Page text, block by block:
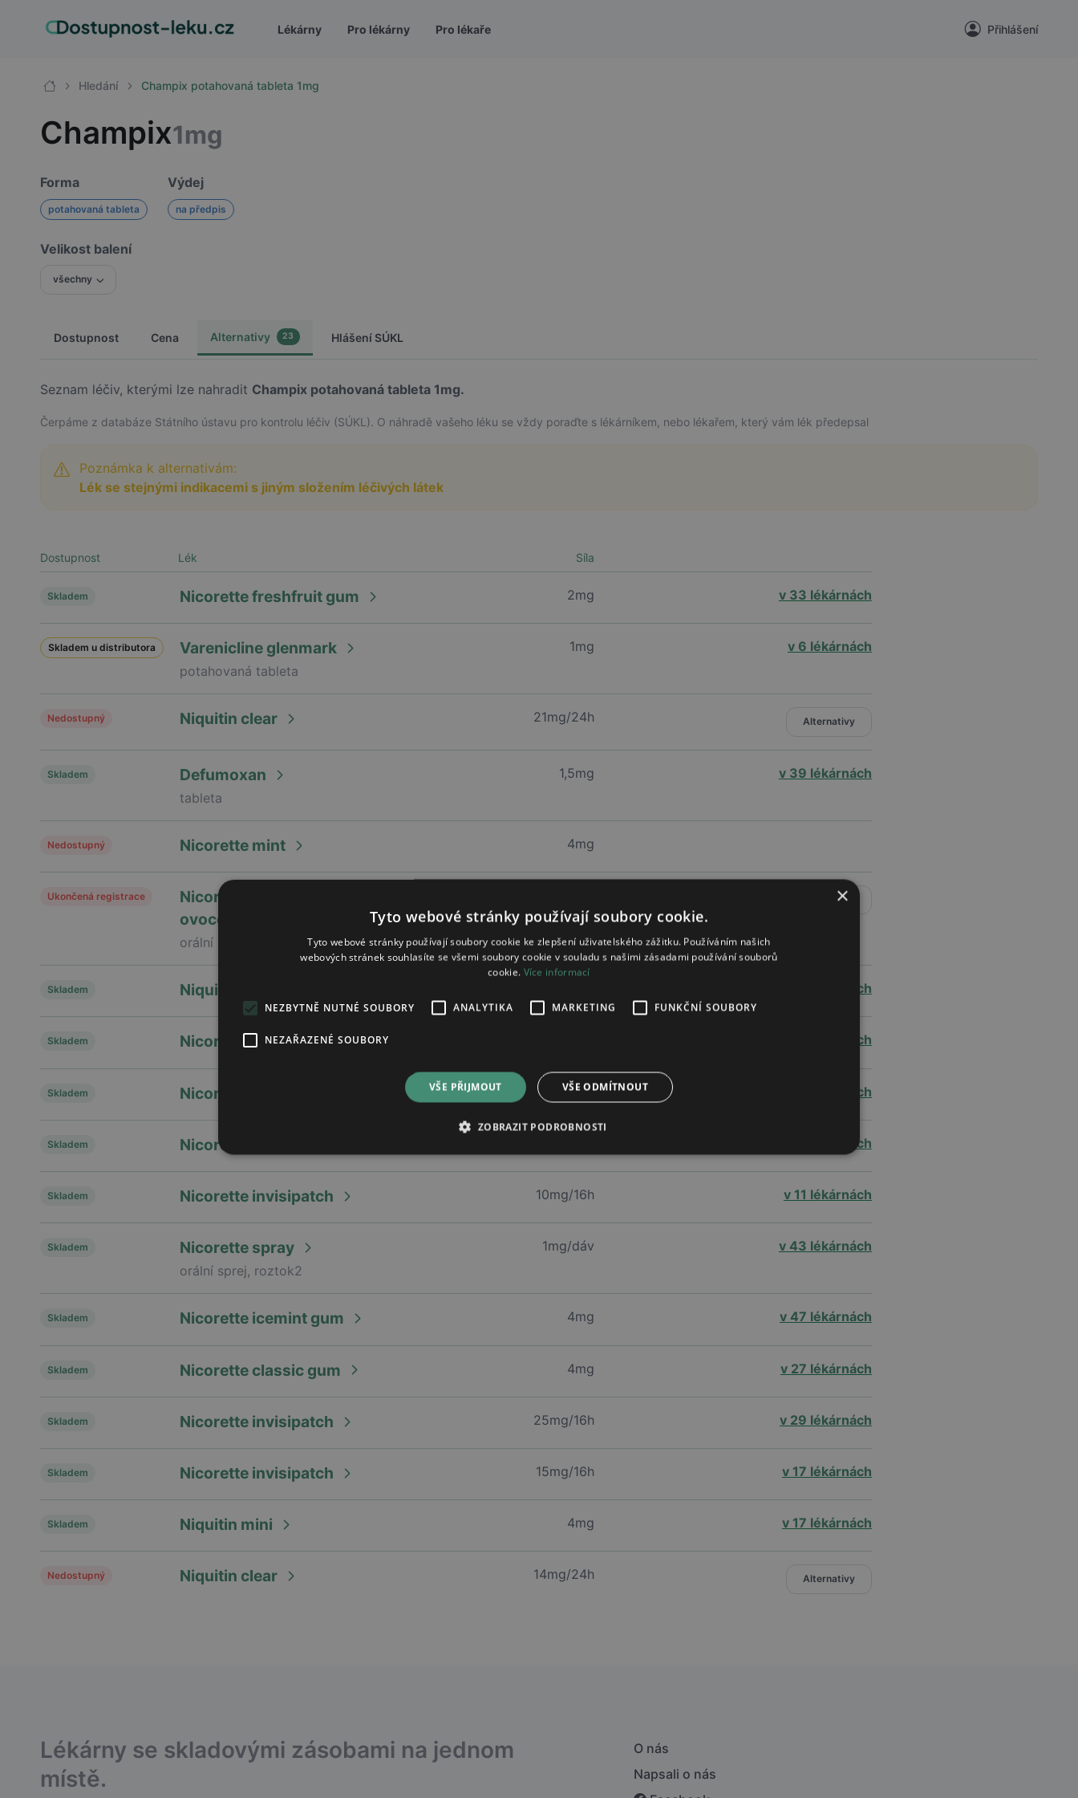
Lékárny Pro lékárny Pro lékaře Přihlášení
Hledání Champix potahovaná tableta 1mg
Champix1mg
Forma
potahovaná tableta
Výdej
na předpis
Velikost balení
všechny
Dostupnost Cena Alternativy 23 Hlášení SÚKL
Seznam léčiv, kterými lze nahradit Champix potahovaná tableta 1mg.
Čerpáme z databáze Státního ústavu pro kontrolu léčiv (SÚKL). O náhradě vašeho léku se vždy poraďte s lékárníkem, nebo lékařem, který vám lék předepsal
Poznámka k alternativám:
Lék se stejnými indikacemi s jiným složením léčivých látek
Dostupnost Lék Síla
Skladem Nicorette freshfruit gum 2mg v 33 lékárnách
Skladem u distributora Varenicline glenmark
potahovaná tableta
1mg v 6 lékárnách
Nedostupný Niquitin clear 21mg/24h Alternativy
Skladem Defumoxan
tableta
1,5mg v 39 lékárnách
Nedostupný Nicorette mint 4mg
Ukončená registrace
Nicorette spray s pŘÍchutÍ lesnÍho
ovoce
orální sprej, roztok2
Alternativy
Skladem Niquitin freshmint v 22 lékárnách
Skladem Nicorette classic gum v 9 lékárnách
Skladem Nicorette freshfruit gum 4mg v 45 lékárnách
Skladem Nicorette icemint gum v 20 lékárnách
Skladem Nicorette invisipatch 10mg/16h v 11 lékárnách
Skladem Nicorette spray
orální sprej, roztok2
1mg/dáv v 43 lékárnách
Skladem Nicorette icemint gum 4mg v 47 lékárnách
Skladem Nicorette classic gum 4mg v 27 lékárnách
Skladem Nicorette invisipatch 25mg/16h v 29 lékárnách
Skladem Nicorette invisipatch 15mg/16h v 17 lékárnách
Skladem Niquitin mini 4mg v 17 lékárnách
Nedostupný Niquitin clear 14mg/24h Alternativy
Lékárny se skladovými zásobami na jednom
místě.
O nás
Napsali o nás
×
Tyto webové stránky používají soubory cookie.
Tyto webové stránky používají soubory cookie ke zlepšení uživatelského zážitku. Používáním našich
webových stránek souhlasíte se všemi soubory cookie v souladu s našimi zásadami používání souborů
cookie. Více informací
NEZBYTNĚ NUTNÉ SOUBORY ANALYTIKA MARKETING FUNKČNÍ SOUBORY
NEZAŘAZENÉ SOUBORY
VŠE PŘIJMOUT VŠE ODMÍTNOUT
ZOBRAZIT PODROBNOSTI